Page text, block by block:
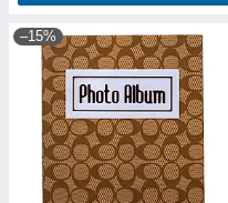
–15%